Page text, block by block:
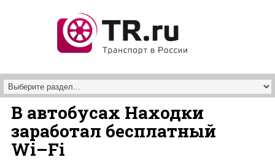
В автобусах Находки
заработал бесплатный
Wi–Fi